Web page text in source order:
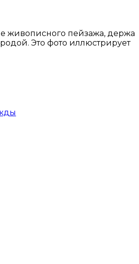
живописного пейзажа, держа
Это фото иллюстрирует